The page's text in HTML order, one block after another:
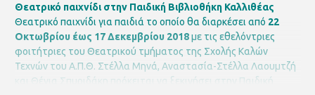
Θεατρικό παιχνίδι στην Παιδική Βιβλιοθήκη Καλλιθέας
Θεατρικό παιχνίδι για παιδιά το οποίο θα διαρκέσει από 22
Οκτωβρίου έως 17 Δεκεμβρίου 2018με τις εθελόντριες
φοιτήτριες του Θεατρικού τμήματος της Σχολής Καλών
Τεχνών του Α.Π.Θ. Στέλλα Μηνά, Αναστασία-Στέλλα Λαουμτζή
και Θένια Σπυριδάκη πρόκειται να ξεκινήσει στην Παιδική